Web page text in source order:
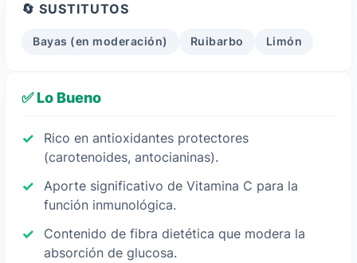
🔄 SUSTITUTOS
Bayas (en moderación) Ruibarbo Limón
✅ Lo Bueno
Rico en antioxidantes protectores
(carotenoides, antocianinas).
Aporte significativo de Vitamina C para la
función inmunológica.
Contenido de fibra dietética que modera la
absorción de glucosa.